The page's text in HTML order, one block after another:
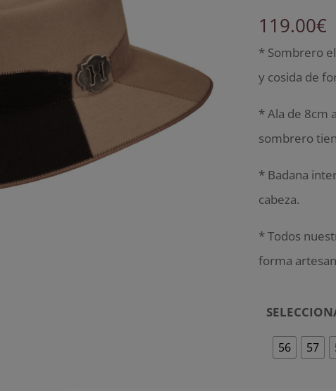
119.00€
* Sombrero
y cosida de
* Ala de 8cm
sombrero
* Badana
cabeza.
* Todos
forma
56 57